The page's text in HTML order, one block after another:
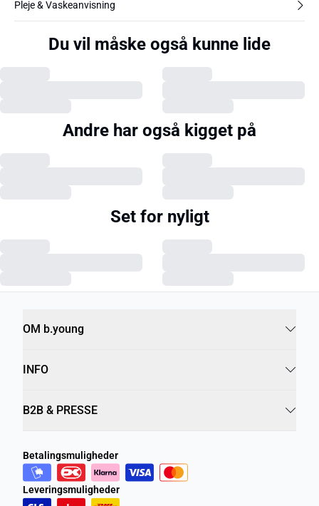
Pleje & Vaskeanvisning
Du vil måske også kunne lide
Andre har også kigget på
Set for nyligt
OM b.young
INFO
B2B & PRESSE
Betalingsmuligheder
Leveringsmuligheder